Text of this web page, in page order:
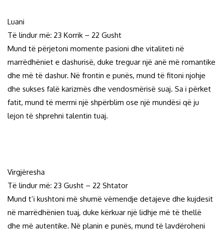
Luani
Të lindur më: 23 Korrik – 22 Gusht
Mund të përjetoni momente pasioni dhe vitaliteti në
marrëdhëniet e dashurisë, duke treguar një anë më romantike
dhe më të dashur. Në frontin e punës, mund të fitoni njohje
dhe sukses falë karizmës dhe vendosmërisë suaj. Sa i përket
fatit, mund të merrni një shpërblim ose një mundësi që ju
lejon të shprehni talentin tuaj.
Virgjëresha
Të lindur më: 23 Gusht – 22 Shtator
Mund t’i kushtoni më shumë vëmendje detajeve dhe kujdesit
në marrëdhënien tuaj, duke kërkuar një lidhje më të thellë
dhe më autentike. Në planin e punës, mund të lavdëroheni